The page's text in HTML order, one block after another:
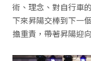
術、理念、對自行車
下來昇陽交棒到下一
擔重責，帶著昇陽迎